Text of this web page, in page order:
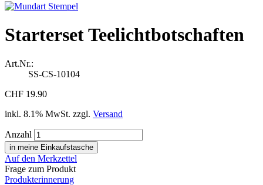
Starterset Teelichtbotschaften
Art.Nr.:
SS-CS-10104
CHF 19.90
inkl. 8.1% MwSt. zzgl. Versand
Anzahl
Auf den Merkzettel
Frage zum Produkt
Produkterinnerung